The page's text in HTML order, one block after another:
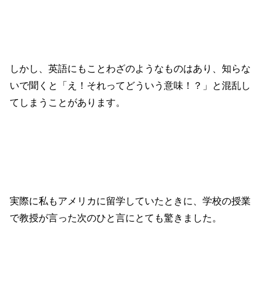
しかし、英語にもことわざのようなものはあり、知らな
いで聞くと「え！それってどういう意味！？」と混乱し
てしまうことがあります。
実際に私もアメリカに留学していたときに、学校の授業
で教授が言った次のひと言にとても驚きました。